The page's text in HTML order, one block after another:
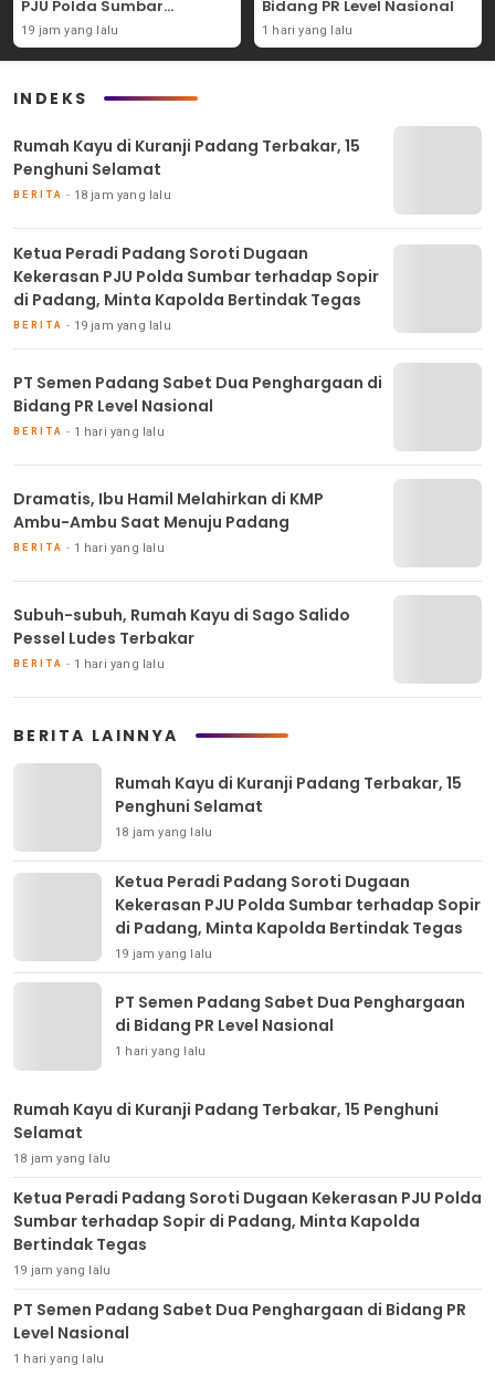
PJU Polda Sumbar
terhadap Sopir di Padang,
Minta Kapolda Bertindak
19 jam yang lalu
Bidang PR Level Nasional
1 hari yang lalu
INDEKS
Rumah Kayu di Kuranji Padang Terbakar, 15
Penghuni Selamat
BERITA 18 jam yang lalu
Ketua Peradi Padang Soroti Dugaan
Kekerasan PJU Polda Sumbar terhadap Sopir
di Padang, Minta Kapolda Bertindak Tegas
BERITA 19 jam yang lalu
PT Semen Padang Sabet Dua Penghargaan di
Bidang PR Level Nasional
BERITA 1 hari yang lalu
Dramatis, Ibu Hamil Melahirkan di KMP
Ambu-Ambu Saat Menuju Padang
BERITA 1 hari yang lalu
Subuh-subuh, Rumah Kayu di Sago Salido
Pessel Ludes Terbakar
BERITA 1 hari yang lalu
BERITA LAINNYA
Rumah Kayu di Kuranji Padang Terbakar, 15
Penghuni Selamat
18 jam yang lalu
Ketua Peradi Padang Soroti Dugaan
Kekerasan PJU Polda Sumbar terhadap Sopir
di Padang, Minta Kapolda Bertindak Tegas
19 jam yang lalu
PT Semen Padang Sabet Dua Penghargaan
di Bidang PR Level Nasional
1 hari yang lalu
Rumah Kayu di Kuranji Padang Terbakar, 15 Penghuni
Selamat
18 jam yang lalu
Ketua Peradi Padang Soroti Dugaan Kekerasan PJU Polda
Sumbar terhadap Sopir di Padang, Minta Kapolda
Bertindak Tegas
19 jam yang lalu
PT Semen Padang Sabet Dua Penghargaan di Bidang PR
Level Nasional
1 hari yang lalu